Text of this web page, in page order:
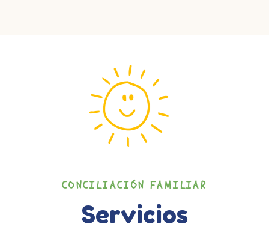
CONCILIACIÓN FAMILIAR
Servicios